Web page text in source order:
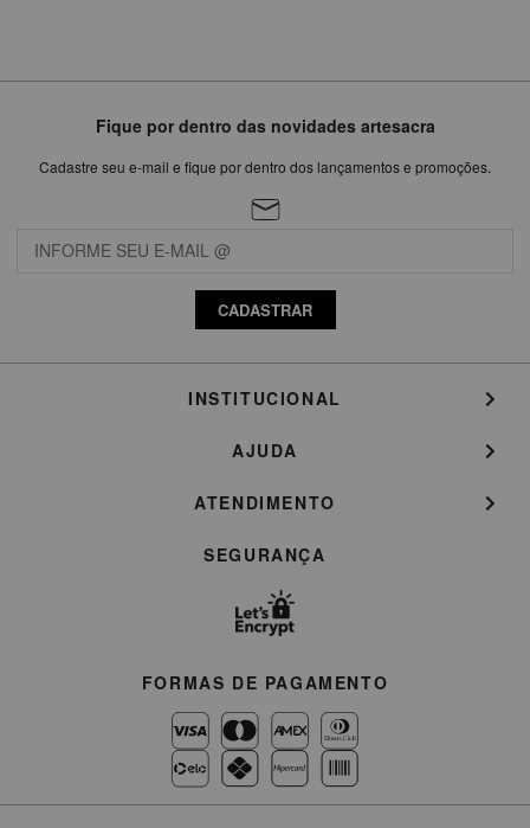
Fique por dentro das novidades artesacra
Cadastre seu e-mail e fique por dentro dos lançamentos e promoções.
CADASTRAR
INSTITUCIONAL
AJUDA
ATENDIMENTO
SEGURANÇA
FORMAS DE PAGAMENTO